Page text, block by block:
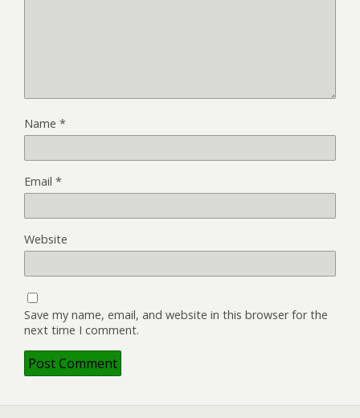
Name *
Email *
Website
Save my name, email, and website in this browser for the
next time I comment.